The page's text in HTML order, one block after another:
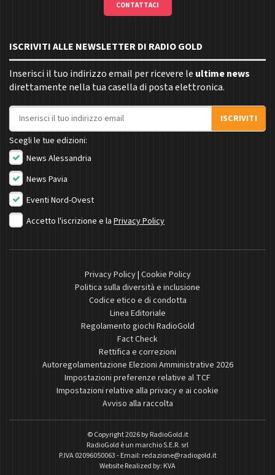
CONTATTACI
ISCRIVITI ALLE NEWSLETTER DI RADIO GOLD
Inserisci il tuo indirizzo email per ricevere le ultime news
direttamente nella tua casella di posta elettronica.
Indirizzo email
ISCRIVITI
Scegli le tue edizioni:
News Alessandria
News Pavia
Eventi Nord-Ovest
Accetto l'iscrizione e la Privacy Policy
Privacy Policy| Cookie Policy
Politica sulla diversità e inclusione
Codice etico e di condotta
Linea Editoriale
Regolamento giochi RadioGold
Fact Check
Rettifica e correzioni
Autoregolamentazione Elezioni Amministrative 2026
Impostazioni preferenze relative al TCF
Impostazioni relative alla privacy e ai cookie
Avviso alla raccolta
© Copyright 2026 byRadioGold.it
RadioGold è un marchio S.E.R. srl
P.IVA 02096050063 - Email: redazione@radiogold.it
Website Realized by: KVA